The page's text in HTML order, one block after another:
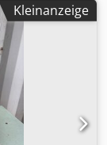
Kleinanzeige